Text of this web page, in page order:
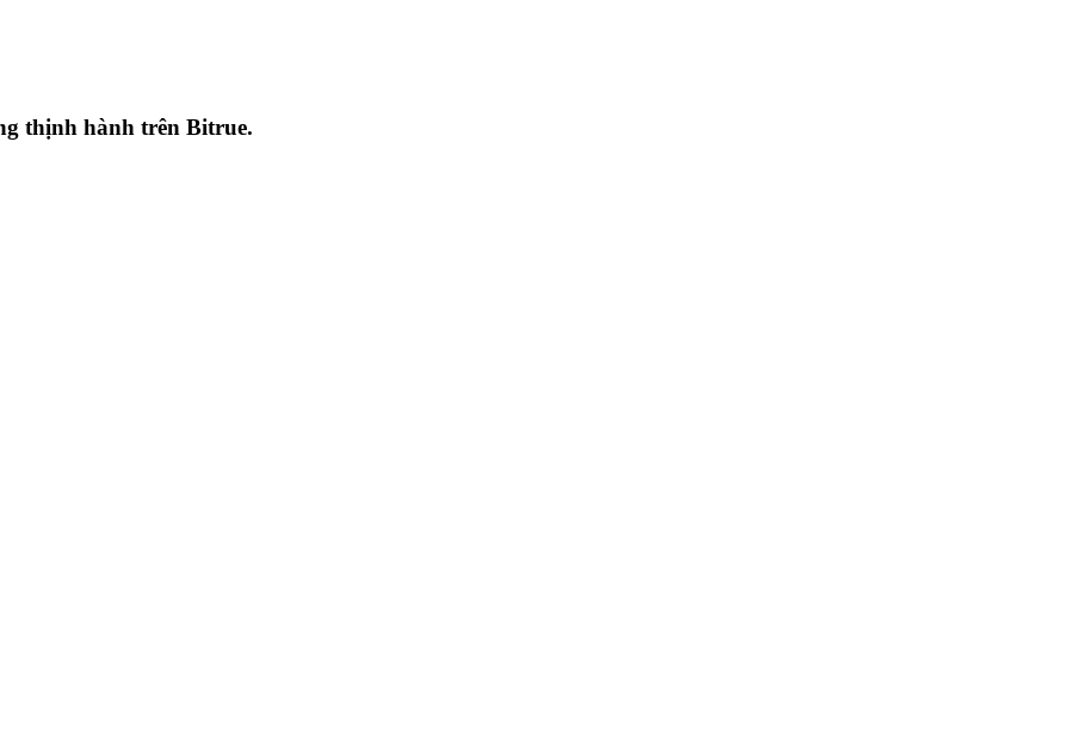
thịnh hành trên Bitrue.